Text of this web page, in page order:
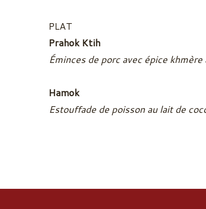
PLAT
Prahok Ktih
Éminces de porc avec épice
Hamok
Estouffade de poisson au lait de